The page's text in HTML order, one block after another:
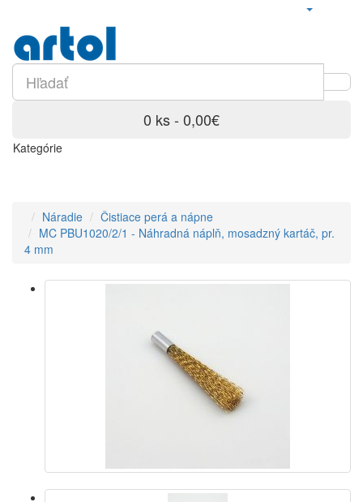
0 ks - 0,00€
Kategórie
Náradie
Čistiace perá a nápne
MC PBU1020/2/1 - Náhradná náplň, mosadzný kartáč, pr.
4 mm